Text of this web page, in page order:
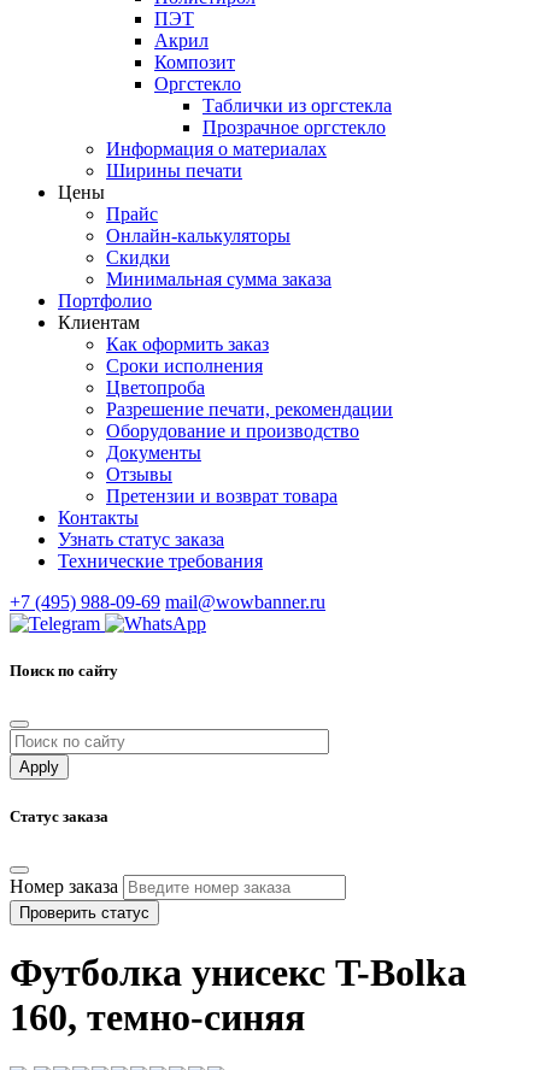
ПЭТ
Акрил
Композит
Оргстекло
Таблички из оргстекла
Прозрачное оргстекло
Информация о материалах
Ширины печати
Цены
Прайс
Онлайн-калькуляторы
Скидки
Минимальная сумма заказа
Портфолио
Клиентам
Как оформить заказ
Сроки исполнения
Цветопроба
Разрешение печати, рекомендации
Оборудование и производство
Документы
Отзывы
Претензии и возврат товара
Контакты
Узнать статус заказа
Технические требования
+7 (495) 988-09-69 mail@wowbanner.ru
Поиск по сайту
Статус заказа
Номер заказа
Проверить статус
Футболка унисекс T-Bolka
160, темно-синяя